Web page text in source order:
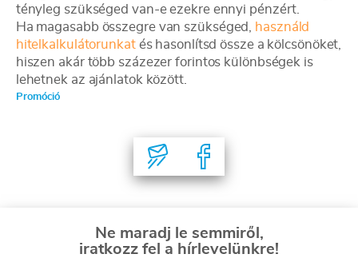
tényleg szükséged van-e ezekre ennyi pénzért.
Ha magasabb összegre van szükséged,
használd
hitelkalkulátorunkatés hasonlítsd össze a kölcsönöket,
hiszen akár több százezer forintos különbségek is
lehetnek az ajánlatok között.
Promóció
Ne maradj le semmiről,
iratkozz fel a hírlevelünkre!